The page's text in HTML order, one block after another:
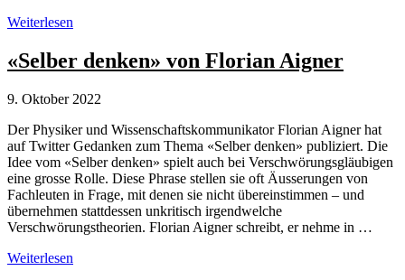
Medienkompetenz:
entlarven
Weiterlesen
«Selber denken» von Florian Aigner
9. Oktober 2022
Der Physiker und Wissenschaftskommunikator Florian Aigner hat
auf Twitter Gedanken zum Thema «Selber denken» publiziert. Die
Idee vom «Selber denken» spielt auch bei Verschwörungsgläubigen
eine grosse Rolle. Diese Phrase stellen sie oft Äusserungen von
Fachleuten in Frage, mit denen sie nicht übereinstimmen – und
übernehmen stattdessen unkritisch irgendwelche
Verschwörungstheorien. Florian Aigner schreibt, er nehme in …
«Selber
Weiterlesen